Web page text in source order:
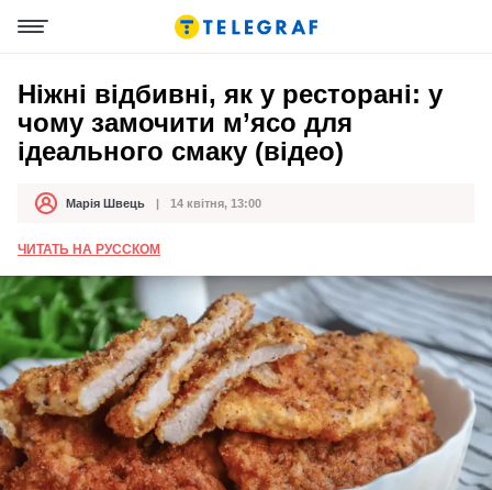
Ніжні відбивні, як у ресторані: у
чому замочити м’ясо для
ідеального смаку (відео)
АвторМарія Швець
Дата публікації 14 квітня, 13:00
ЧИТАТЬ НА РУССКОМ